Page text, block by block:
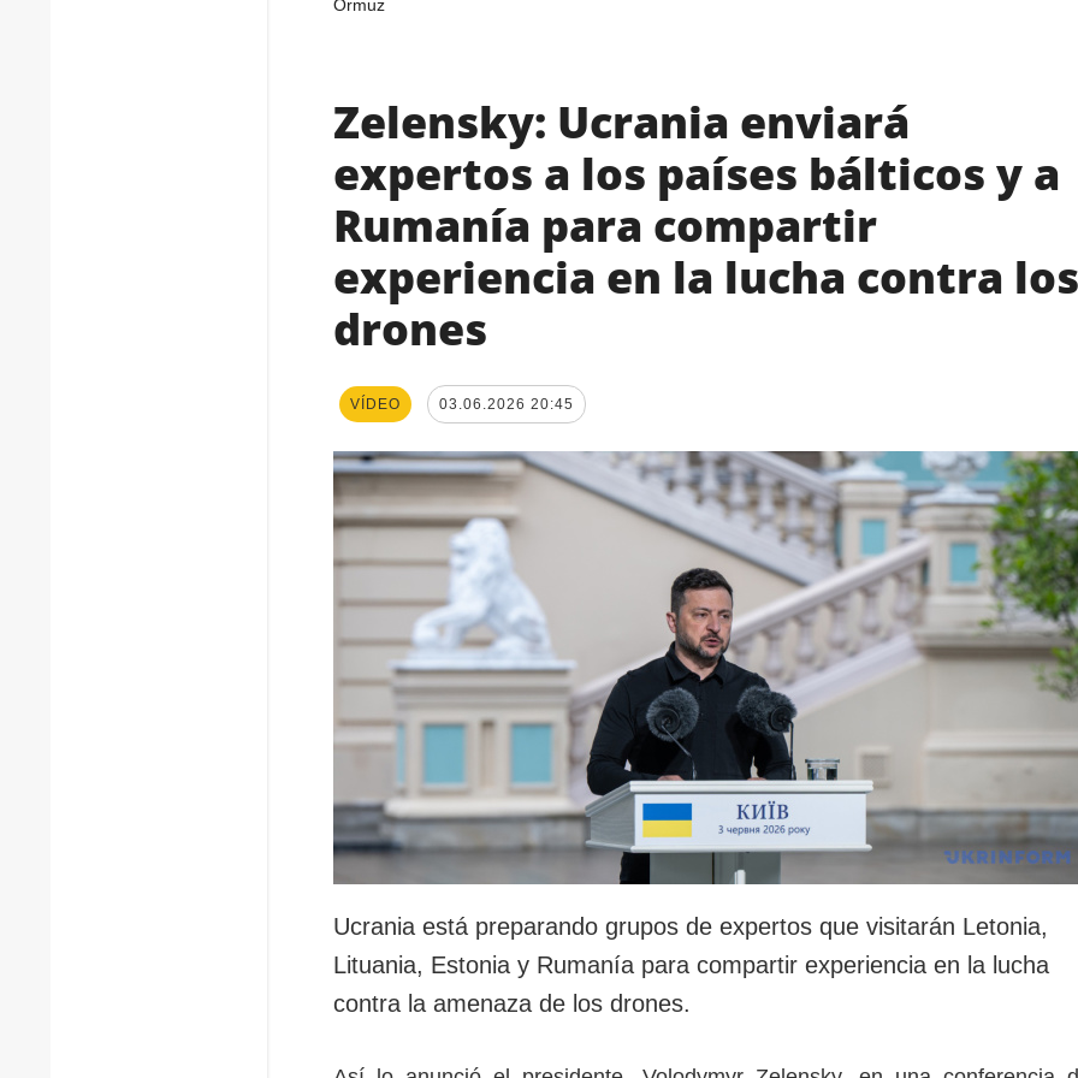
Ormuz
Zelensky: Ucrania enviará
expertos a los países bálticos y a
Rumanía para compartir
experiencia en la lucha contra los
drones
VÍDEO 03.06.2026 20:45
Ucrania está preparando grupos de expertos que visitarán Letonia,
Lituania, Estonia y Rumanía para compartir experiencia en la lucha
contra la amenaza de los drones.